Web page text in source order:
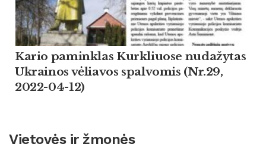
Kario paminklas Kurkliuose nudažytas
Ukrainos vėliavos spalvomis (Nr.29,
2022-04-12)
Vietovės ir žmonės